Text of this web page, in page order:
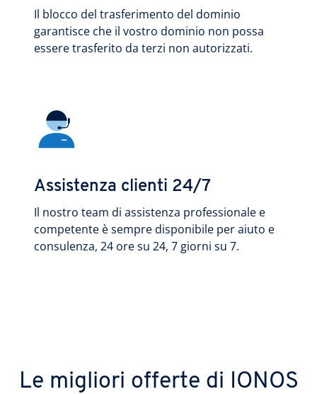
Il blocco del trasferimento del dominio
garantisce che il vostro dominio non possa
essere trasferito da terzi non autorizzati.
Assistenza clienti 24/7
Il nostro team di assistenza professionale e
competente è sempre disponibile per aiuto e
consulenza, 24 ore su 24, 7 giorni su 7.
Le migliori offerte di IONOS